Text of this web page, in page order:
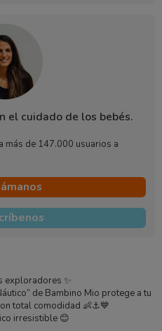
el cuidado de los bebés.
más de 147.000 usuarios a
exploradores ✨
de Bambino Mio protege a tu
total comodidad 👶⚓💙
irresistible 😊